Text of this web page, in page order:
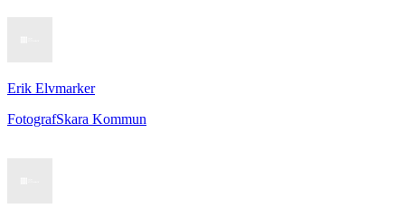
Erik Elvmarker
FotografSkara Kommun